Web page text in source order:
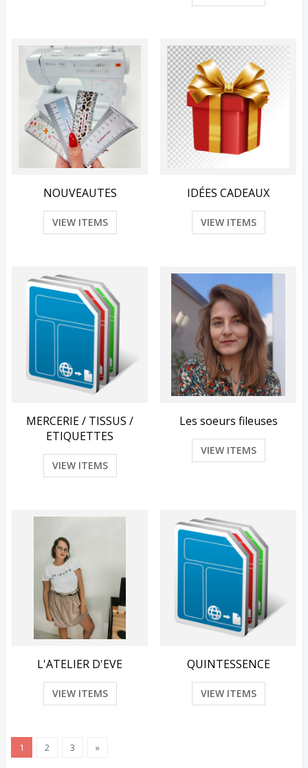
NOUVEAUTES
VIEW ITEMS
IDÉES CADEAUX
VIEW ITEMS
MERCERIE / TISSUS /
ETIQUETTES
VIEW ITEMS
Les soeurs fileuses
VIEW ITEMS
L'ATELIER D'EVE
VIEW ITEMS
QUINTESSENCE
VIEW ITEMS
1 2 3 »